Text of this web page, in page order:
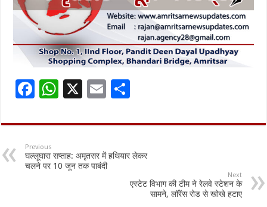
F
e
b
o
W
at
p
X
E
ai ar
e
Previous
घल्लूघारा सप्ताह: अमृतसर में हथियार लेकर
चलने पर 10 जून तक पाबंदी
Next
एस्टेट विभाग की टीम ने रेलवे स्टेशन के
सामने, लॉरेंस रोड से खोखे हटाए